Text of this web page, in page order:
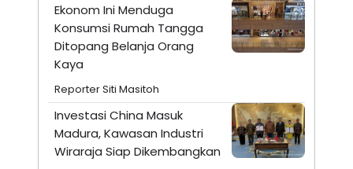
Ekonom Ini Menduga
Konsumsi Rumah Tangga
Ditopang Belanja Orang
Kaya
Reporter Siti Masitoh
Investasi China Masuk
Madura, Kawasan Industri
Wiraraja Siap Dikembangkan